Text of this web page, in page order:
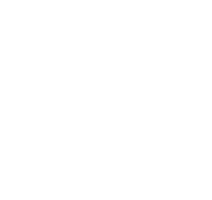
helpt
ook om te
de
om cultuur